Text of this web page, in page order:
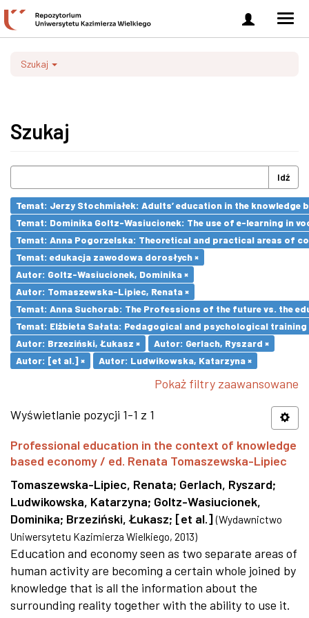
Zaloguj
się
Szukaj
Szukaj
Idź
Temat: Jerzy Stochmiałek: Adults’ education in the knowledge
Temat: Dominika Goltz-Wasiucionek: The use of e-learning in
Temat: Anna Pogorzelska: Theoretical and practical areas of
Temat: edukacja zawodowa dorosłych ×
Autor: Goltz-Wasiucionek, Dominika ×
Autor: Tomaszewska-Lipiec, Renata ×
Temat: Anna Suchorab: The Professions of the future vs. the
Temat: Elżbieta Sałata: Pedagogical and psychological
Autor: Brzeziński, Łukasz ×
Autor: Gerlach, Ryszard ×
Autor: [et al.] ×
Autor: Ludwikowska, Katarzyna ×
Pokaż filtry zaawansowane
Wyświetlanie pozycji 1-1 z 1
Professional education in the context of knowledge
based economy / ed. Renata Tomaszewska-Lipiec
Tomaszewska-Lipiec, Renata; Gerlach, Ryszard;
Ludwikowska, Katarzyna; Goltz-Wasiucionek,
Dominika; Brzeziński, Łukasz; [et al.] (Wydawnictwo
Uniwersytetu Kazimierza Wielkiego, 2013)
Education and economy seen as two separate areas of
human activity are becoming a certain whole joined by
knowledge that is all the information about the
surrounding reality together with the ability to use it.